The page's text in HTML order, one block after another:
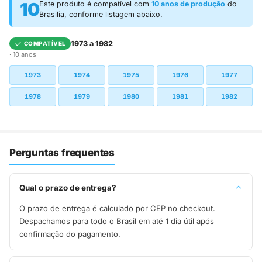
10Este produto é compatível com 10 anos de produção do
Brasilia, conforme listagem abaixo.
COMPATÍVEL 1973 a 1982
· 10 anos
1973 1974 1975 1976 1977
1978 1979 1980 1981 1982
Perguntas frequentes
Qual o prazo de entrega?
O prazo de entrega é calculado por CEP no checkout.
Despachamos para todo o Brasil em até 1 dia útil após
confirmação do pagamento.